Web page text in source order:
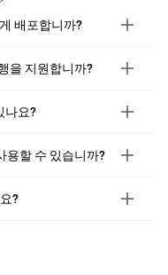
배포합니까?
을 지원합니까?
나요?
용할 수 있습니까?
?